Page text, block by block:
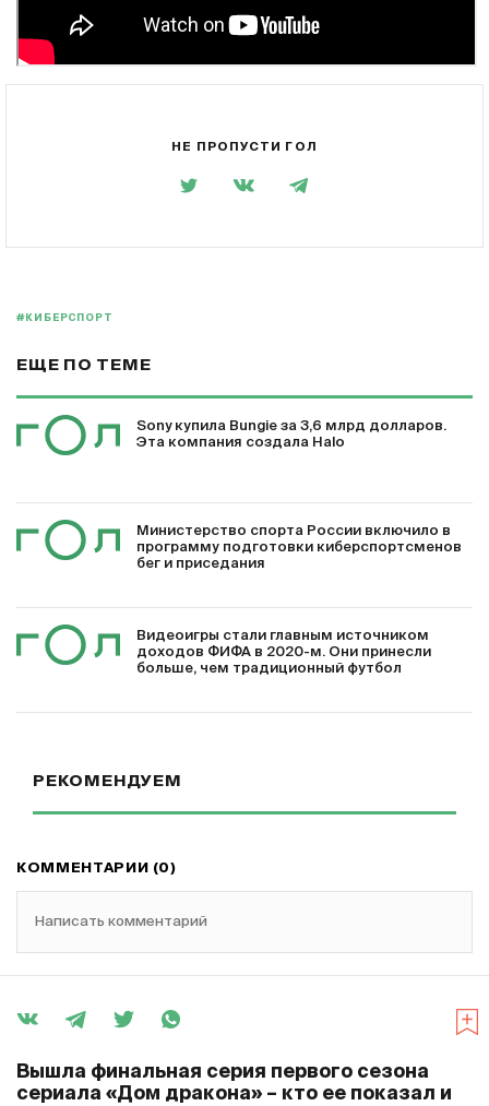
НЕ ПРОПУСТИ ГОЛ
#КИБЕРСПОРТ
ЕЩЕ ПО ТЕМЕ
Sony купила Bungie за 3,6 млрд долларов.
Эта компания создала Halo
Министерство спорта России включило в
программу подготовки киберспортсменов
бег и приседания
Видеоигры стали главным источником
доходов ФИФА в 2020-м. Они принесли
больше, чем традиционный футбол
РЕКОМЕНДУЕМ
КОММЕНТАРИИ (0)
Написать комментарий
Вышла финальная серия первого сезона
сериала «Дом дракона» – кто ее показал и